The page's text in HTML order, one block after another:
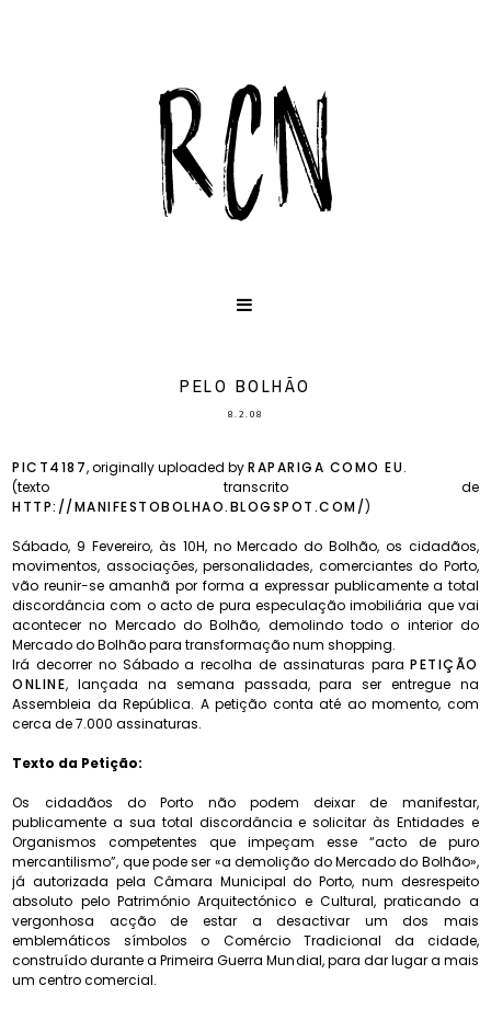
PELO BOLHÃO
8.2.08
PICT4187, originally uploaded byRAPARIGA COMO EU.
(texto transcrito de
HTTP://MANIFESTOBOLHAO.BLOGSPOT.COM/)
Sábado, 9 Fevereiro, às 10H, no Mercado do Bolhão, os cidadãos,
movimentos, associações, personalidades, comerciantes do Porto,
vão reunir-se amanhã por forma a expressar publicamente a total
discordância com o acto de pura especulação imobiliária que vai
acontecer no Mercado do Bolhão, demolindo todo o interior do
Mercado do Bolhão para transformação num shopping.
Irá decorrer no Sábado a recolha de assinaturas paraPETIÇÃO
ONLINE, lançada na semana passada, para ser entregue na
Assembleia da República. A petição conta até ao momento, com
cerca de 7.000 assinaturas.
Texto da Petição:
Os cidadãos do Porto não podem deixar de manifestar,
publicamente a sua total discordância e solicitar às Entidades e
Organismos competentes que impeçam esse “acto de puro
mercantilismo”, que pode ser «a demolição do Mercado do Bolhão»,
já autorizada pela Câmara Municipal do Porto, num desrespeito
absoluto pelo Património Arquitectónico e Cultural, praticando a
vergonhosa acção de estar a desactivar um dos mais
emblemáticos símbolos o Comércio Tradicional da cidade,
construído durante a Primeira Guerra Mundial, para dar lugar a mais
um centro comercial.